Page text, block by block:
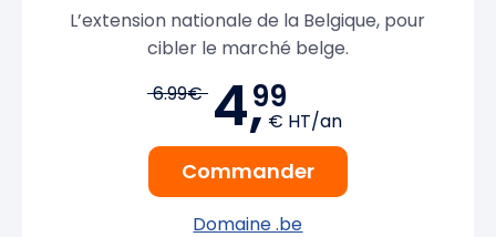
L’extension nationale de la Belgique, pour
cibler le marché belge.
6.99€ 4,99
€ HT/an
Commander
Domaine .be